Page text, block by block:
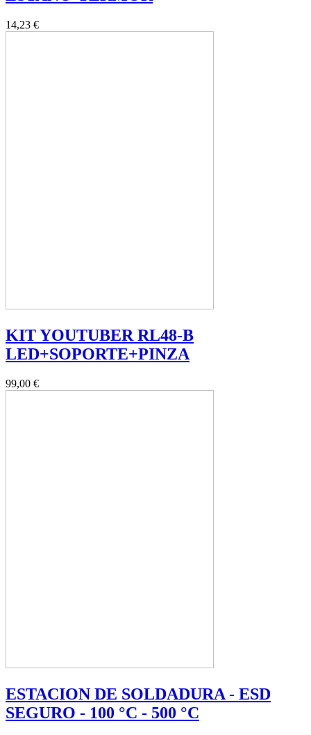
14,23 €
KIT YOUTUBER RL48-B
LED+SOPORTE+PINZA
99,00 €
ESTACION DE SOLDADURA - ESD
SEGURO - 100 °C - 500 °C